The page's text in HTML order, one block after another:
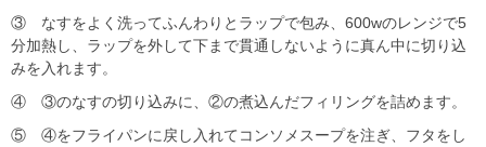
③ なすをよく洗ってふんわりとラップで包み、600wのレンジで5
分加熱し、ラップを外して下まで貫通しないように真ん中に切り込
みを入れます。
④ ③のなすの切り込みに、②の煮込んだフィリングを詰めます。
⑤ ④をフライパンに戻し入れてコンソメスープを注ぎ、フタをし